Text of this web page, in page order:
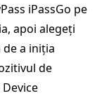
iPassGo pe
apoi alegeți
a iniția
de